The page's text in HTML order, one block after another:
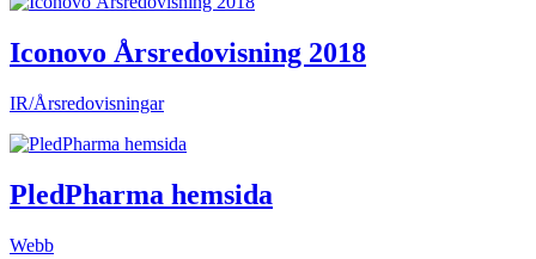
Iconovo Årsredovisning 2018
IR/Årsredovisningar
PledPharma hemsida
Webb